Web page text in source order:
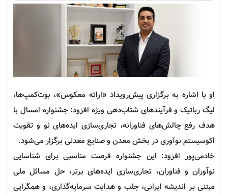
او با اشاره به برگزاری پیش‌رویداد «ارائه معکوس»، بوت‌کمپ‌ها،
لیگ رباتیک و فرآیندهای شتاب‌دهی ویژه افزود:جشنواره امسال با
هدف رفع چالش‌های فناورانه، تجاری‌سازی ایده‌های نو و تقویت
اکوسیستم نوآوری در بخش معدن و صنایع معدنی برگزار می‌شود.
خادمی‌پور افزود: اینجشنواره فرصت مناسبی برای شناسایی
نوآوران و فناوران، تجاری‌سازی ایده‌های برتر، حل مسائل ملی
مبتنی بر اندیشه ایرانی، جلب و هدایت سرمایه‌گذاری، و همگرایی